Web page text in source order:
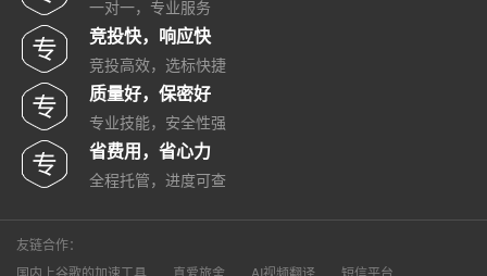
一对一，专业服务
竞投快，响应快
竞投高效，选标快捷
质量好，保密好
专业技能，安全性强
省费用，省心力
全程托管，进度可查
友链合作：
国内上谷歌的加速工具
真爱旅舍 AI视频翻译 短信平台